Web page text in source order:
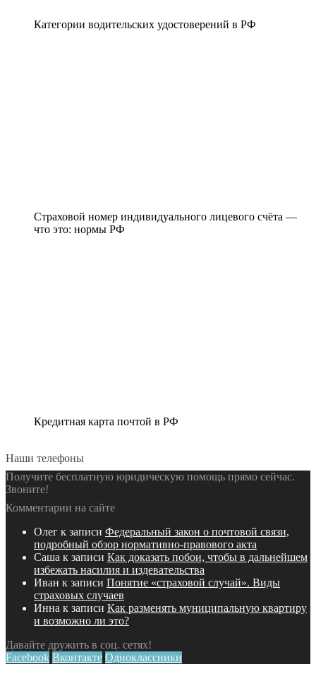
Категории водительских удостоверений в РФ
Страховой номер индивидуального лицевого счёта —
что это: нормы РФ
Кредитная карта почтой в РФ
Наши телефоны
Получите бесплатную юридическую помощь прямо сейчас.
Звоните!
Комментарии на сайте
Олег к записи Федеральный закон о почтовой связи,
подробный обзор нормативно-правового акта
Саша к записи Как доказать побои, чтобы в дальнейшем
избежать насилия и издевательства
Иван к записи Понятие «страховой случай». Виды
страховых случаев
Инна к записи Как разменять муниципальную квартиру
и возможно ли это?
Давайте дружить в соц. сетях!
Facebook Вконтакте Одноклассники